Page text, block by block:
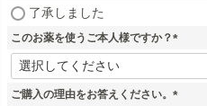
(
必
須
)
了承しました
このお薬を使うご本人様ですか？
(
須
ご購入の理由をお答えください。